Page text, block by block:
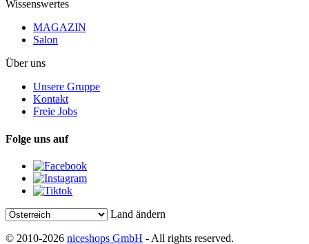
Wissenswertes
MAGAZIN
Salon
Über uns
Unsere Gruppe
Kontakt
Freie Jobs
Folge uns auf
Land ändern
© 2010-2026 niceshops GmbH - All rights reserved.